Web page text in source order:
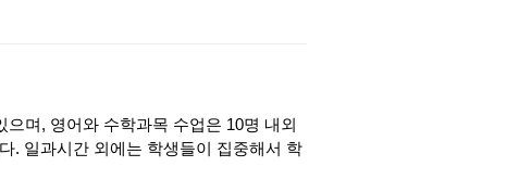
며, 영어와 수학과목 수업은 10명 내외
. 일과시간 외에는 학생들이 집중해서 학